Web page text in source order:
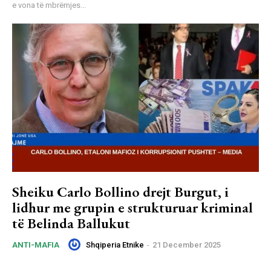
e vona të mbrëmjes...
Sheiku Carlo Bollino drejt Burgut, i
lidhur me grupin e strukturuar kriminal
të Belinda Ballukut
ANTI-MAFIA Shqiperia Etnike - 21 December 2025